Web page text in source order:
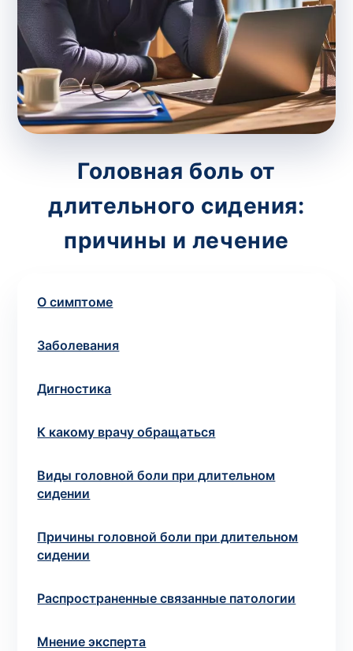
Головная боль от
длительного сидения:
причины и лечение
О симптоме
Заболевания
Дигностика
К какому врачу обращаться
Виды головной боли при длительном
сидении
Причины головной боли при длительном
сидении
Распространенные связанные патологии
Мнение эксперта
Попередній запис на дослідження не
потрібний. Виняток становлять мазки та
зіскрібки. Взяття біоматеріалу для них
виконує лікар – необхідийзапись к
специалисту.
Анализ на дому
Сохранить
Ваше имя*
Оформить заказ
Если вы не знаете, какие анализы вам
необходимы,
своевременного обновления размещённого на сайте